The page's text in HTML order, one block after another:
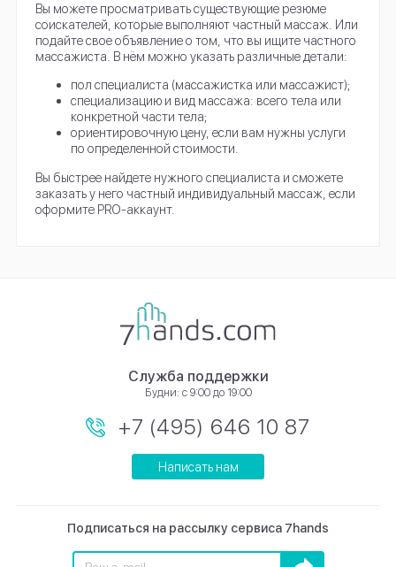
Вы можете просматривать существующие резюме
соискателей, которые выполняют частный массаж. Или
подайте свое объявление о том, что вы ищите частного
массажиста. В нём можно указать различные детали:
пол специалиста (массажистка или массажист);
специализацию и вид массажа: всего тела или
конкретной части тела;
ориентировочную цену, если вам нужны услуги
по определенной стоимости.
Вы быстрее найдете нужного специалиста и сможете
заказать у него частный индивидуальный массаж, если
оформите PRO-аккаунт.
Подписаться на рассылку сервиса 7hands
Служба поддержки
Будни: с 9:00 до 19:00
+7 (495) 646 10 87
Написать нам